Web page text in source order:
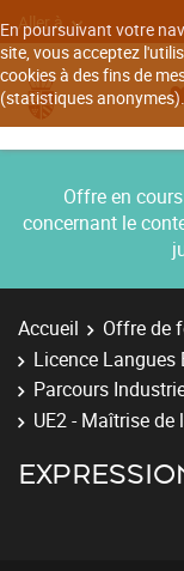
En poursuivant votre
site, vous acceptez
cookies à des fins de
(statistiques anonymes).
Aller à
Offre en
concernant le
Accueil Offre de
Licence Langues
Parcours
UE2 - Maîtrise de